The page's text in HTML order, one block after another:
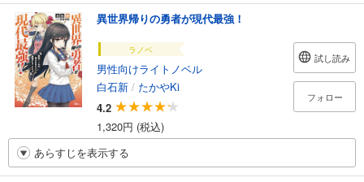
異世界帰りの勇者が現代最強！
ラノベ
男性向けライトノベル
白石新 / たかやKi
4.2
1,320円 (税込)
試し読み
フォロー
あらすじを表示する